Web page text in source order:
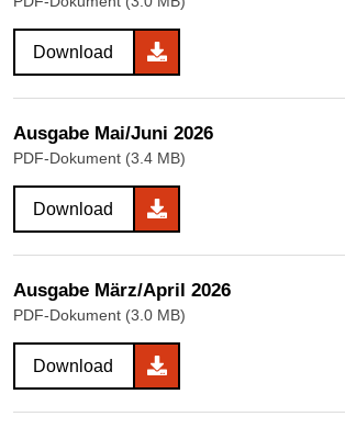
Download
Ausgabe Mai/Juni 2026
PDF-Dokument (3.4 MB)
Download
Ausgabe März/April 2026
PDF-Dokument (3.0 MB)
Download